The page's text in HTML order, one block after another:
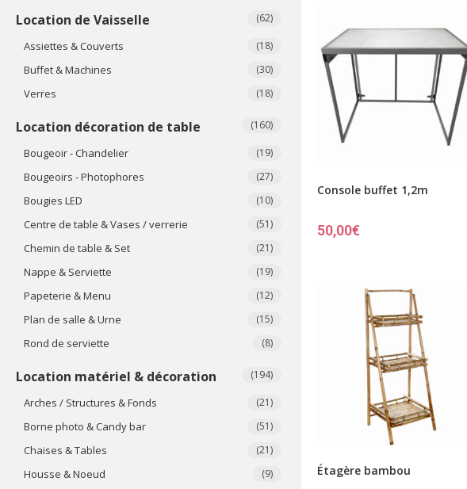
Location de Vaisselle (62)
Assiettes & Couverts (18)
Buffet & Machines (30)
Verres (18)
Location décoration de table (160)
Bougeoir - Chandelier (19)
Bougeoirs - Photophores (27)
Bougies LED (10)
Centre de table & Vases / verrerie (51)
Chemin de table & Set (21)
Nappe & Serviette (19)
Papeterie & Menu (12)
Plan de salle & Urne (15)
Rond de serviette (8)
Location matériel & décoration (194)
Arches / Structures & Fonds (21)
Borne photo & Candy bar (51)
Chaises & Tables (21)
Housse & Noeud (9)
Console buffet 1,2m
50,00€
Étagère bambou